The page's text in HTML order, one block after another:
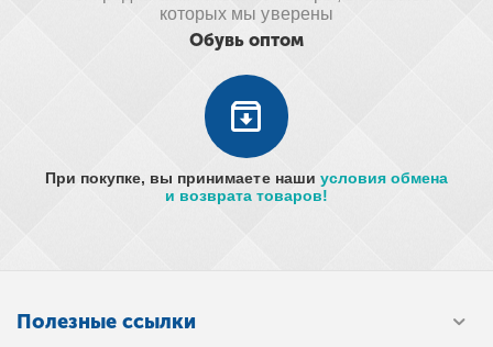
которых мы уверены
Обувь оптом
При покупке, вы принимаете наши условия обмена
и возврата товаров!
Полезные ссылки